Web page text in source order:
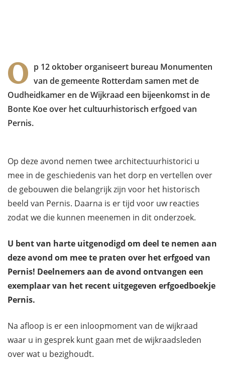
O p 12 oktober organiseert bureau Monumenten
van de gemeente Rotterdam samen met de
Oudheidkamer en de Wijkraad een bijeenkomst in de
Bonte Koe over het cultuurhistorisch erfgoed van
Pernis.
Op deze avond nemen twee architectuurhistorici u
mee in de geschiedenis van het dorp en vertellen over
de gebouwen die belangrijk zijn voor het historisch
beeld van Pernis. Daarna is er tijd voor uw reacties
zodat we die kunnen meenemen in dit onderzoek.
U bent van harte uitgenodigd om deel te nemen aan
deze avond om mee te praten over het erfgoed van
Pernis! Deelnemers aan de avond ontvangen een
exemplaar van het recent uitgegeven erfgoedboekje
Pernis.
Na afloop is er een inloopmoment van de wijkraad
waar u in gesprek kunt gaan met de wijkraadsleden
over wat u bezighoudt.